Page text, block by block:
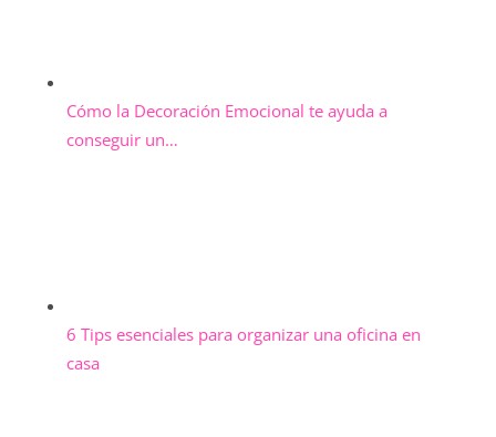
Cómo la Decoración Emocional te ayuda a
conseguir un…
6 Tips esenciales para organizar una oficina en
casa